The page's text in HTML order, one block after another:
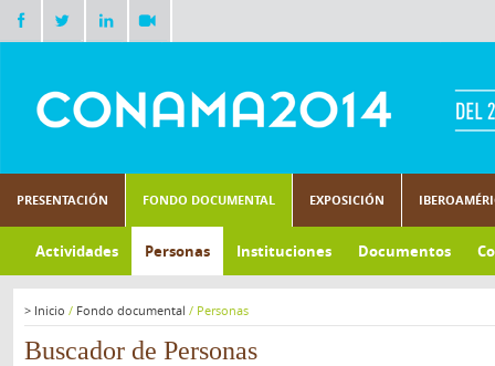
PRESENTACIÓN FONDO DOCUMENTAL EXPOSICIÓN
Actividades Personas Instituciones Documentos
> Inicio / Fondo documental / Personas
Buscador de Personas